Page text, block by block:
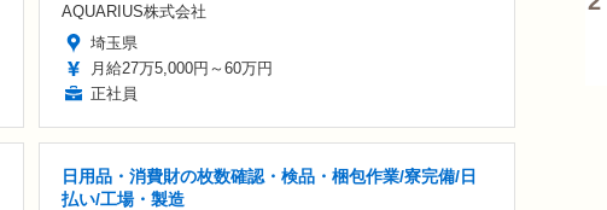
AQUARIUS株式会社
埼玉県
月給27万5,000円～60万円
正社員
日用品・消費財の枚数確認・検品・梱包作業/寮完備/日
払い/工場・製造